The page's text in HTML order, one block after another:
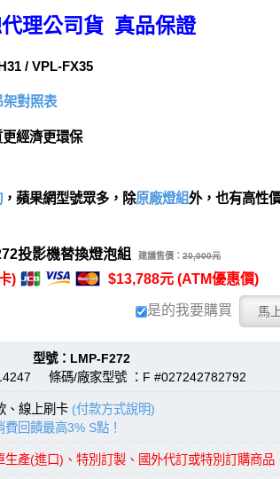
理公司貨 真品保證
/ VPL-FX35
對照表
經濟更環保
，蘋果網型號眾多，除原廠燈組外，也有高性
投影機替換燈泡組 建議售價： 20,000元
) $13,788元 (ATM優惠價)
是的我要購買
型號：LMP-F272
條碼/廠家型號 ：F #027242782792
、線上刷卡 (付款方式說明)
回饋最高3% S點！
生產(進口)、特別訂製、國外代訂或特別訂購商